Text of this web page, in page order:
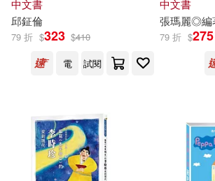
教師招聘考試命題研究(2)
文淵閣工作室(2)
李雅英(2) 李麗亞（主編）(2)
碁峰(4)
中國人民大學出版社(3)
好讀(3)
題(幼兒園/國小/中學教師資格
考)
中文書
邱鉦倫
79 折 $323 $410
電
試閱
果。(口袋
中文書
張瑪麗◎編
79 折 $275